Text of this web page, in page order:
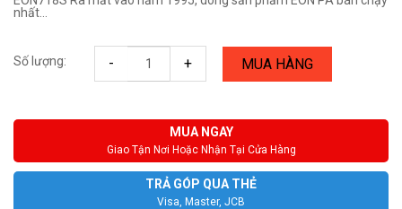
nhất...
Số lượng: - + MUA HÀNG
MUA NGAY
Giao Tận Nơi Hoặc Nhận Tại Cửa Hàng
TRẢ GÓP QUA THẺ
Visa, Master, JCB